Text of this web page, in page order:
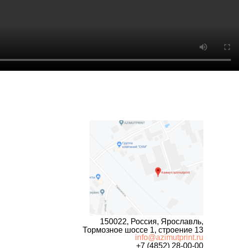
150022, Россия, Ярославль,
Тормозное шоссе 1, строение 13
info@azimutprint.ru
+7 (4852) 28-00-00